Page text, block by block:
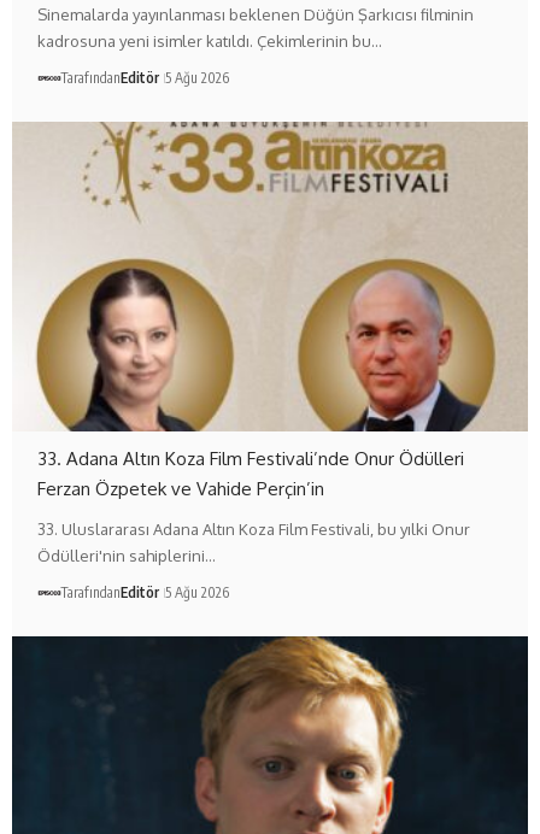
Sinemalarda yayınlanması beklenen Düğün Şarkıcısı filminin
kadrosuna yeni isimler katıldı. Çekimlerinin bu…
TarafındanEditör 5 Ağu 2026
33. Adana Altın Koza Film Festivali’nde Onur Ödülleri
Ferzan Özpetek ve Vahide Perçin’in
33. Uluslararası Adana Altın Koza Film Festivali, bu yılki Onur
Ödülleri'nin sahiplerini…
TarafındanEditör 5 Ağu 2026